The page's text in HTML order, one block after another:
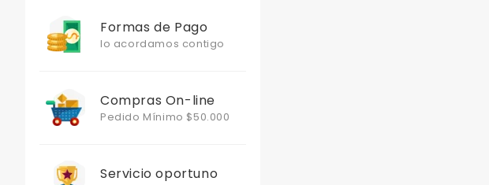
Formas de Pago
lo acordamos contigo
Compras On-line
Pedido Mínimo $50.000
Servicio oportuno